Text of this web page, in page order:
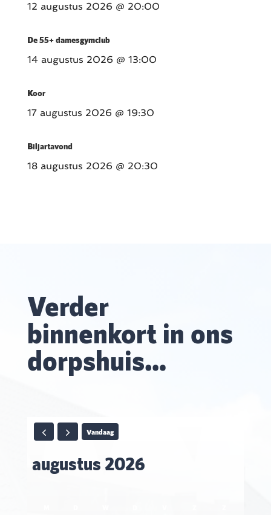
12 augustus 2026 @ 20:00
De 55+ damesgymclub
14 augustus 2026 @ 13:00
Koor
17 augustus 2026 @ 19:30
Biljartavond
18 augustus 2026 @ 20:30
Verder
binnenkort in ons
dorpshuis…
Vandaag
augustus 2026